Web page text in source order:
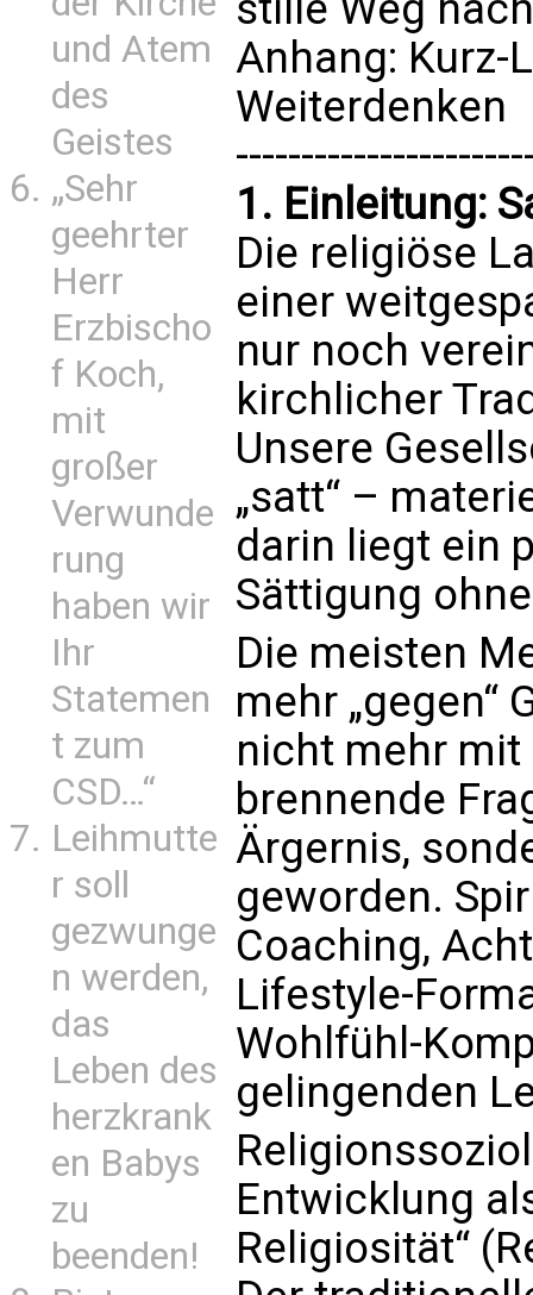
und Atem
des
Geistes
„Sehr
geehrter
Herr
Erzbischo
f Koch,
mit
großer
Verwunde
rung
haben wir
Ihr
Statemen
t zum
CSD…“
Leihmutte
r soll
gezwunge
n werden,
das
Leben des
herzkrank
en Babys
zu
beenden!
Anhang: Kurz-
Weiterdenken
1. Einleitung:
Die religiöse
einer
nur noch
kirchlicher
Unsere
„satt“ –
darin liegt ein
Sättigung
Die meisten
mehr „gegen“
nicht mehr
brennende
Ärgernis,
geworden.
Coaching,
Lifestyle-
Wohlfühl-
gelingenden
Entwicklung
Religiosität“